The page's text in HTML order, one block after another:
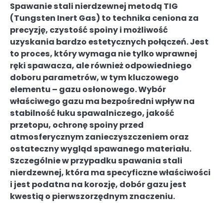
Spawanie stali nierdzewnej metodą TIG
(Tungsten Inert Gas) to technika ceniona za
precyzję, czystość spoiny i możliwość
uzyskania bardzo estetycznych połączeń. Jest
to proces, który wymaga nie tylko wprawnej
ręki spawacza, ale również odpowiedniego
doboru parametrów, w tym kluczowego
elementu – gazu osłonowego. Wybór
właściwego gazu ma bezpośredni wpływ na
stabilność łuku spawalniczego, jakość
przetopu, ochronę spoiny przed
atmosferycznym zanieczyszczeniem oraz
ostateczny wygląd spawanego materiału.
Szczególnie w przypadku spawania stali
nierdzewnej, która ma specyficzne właściwości
i jest podatna na korozję, dobór gazu jest
kwestią o pierwszorzędnym znaczeniu.